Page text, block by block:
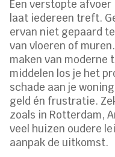
Een verstopte
laat iedereen treft.
ervan niet gepaard
van vloeren of
maken van moderne
middelen los je het
schade aan je
geld én frustratie.
zoals in Rotterdam,
veel huizen oudere
aanpak de uitkomst.